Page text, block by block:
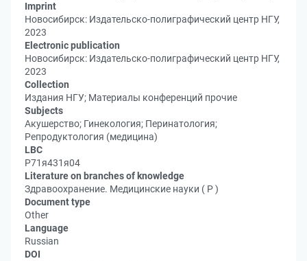
Imprint
Новосибирск: Издательско-полиграфический центр НГУ,
2023
Electronic publication
Новосибирск: Издательско-полиграфический центр НГУ,
2023
Collection
Издания НГУ; Материалы конференций прочие
Subjects
Акушерство; Гинекология; Перинатология;
Репродуктология (медицина)
LBC
Р71я431я04
Literature on branches of knowledge
Здравоохранение. Медицинские науки ( Р )
Document type
Other
Language
Russian
DOI